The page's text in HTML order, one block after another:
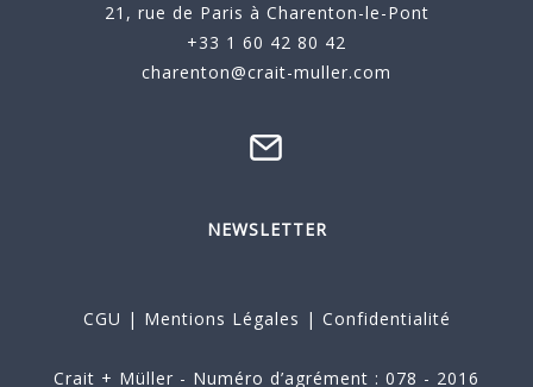
21, rue de Paris à Charenton-le-Pont
+33 1 60 42 80 42
charenton@crait-muller.com
NEWSLETTER
CGU | Mentions Légales | Confidentialité
Crait + Müller - Numéro d’agrément : 078 - 2016